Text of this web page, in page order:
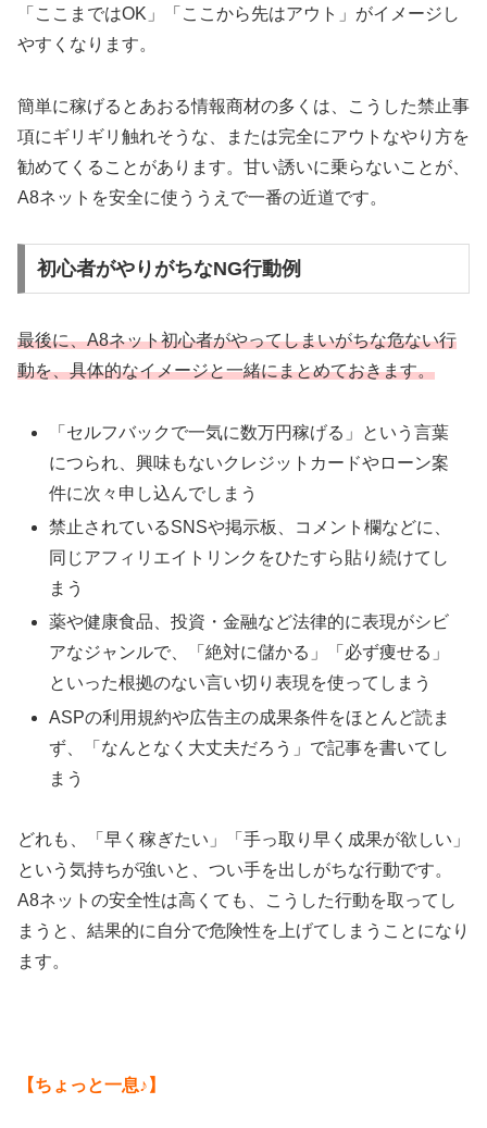
「ここまではOK」「ここから先はアウト」がイメージし
やすくなります。
簡単に稼げるとあおる情報商材の多くは、こうした禁止事
項にギリギリ触れそうな、または完全にアウトなやり方を
勧めてくることがあります。甘い誘いに乗らないことが、
A8ネットを安全に使ううえで一番の近道です。
初心者がやりがちなNG行動例
最後に、A8ネット初心者がやってしまいがちな危ない行
動を、具体的なイメージと一緒にまとめておきます。
「セルフバックで一気に数万円稼げる」という言葉
につられ、興味もないクレジットカードやローン案
件に次々申し込んでしまう
禁止されているSNSや掲示板、コメント欄などに、
同じアフィリエイトリンクをひたすら貼り続けてし
まう
薬や健康食品、投資・金融など法律的に表現がシビ
アなジャンルで、「絶対に儲かる」「必ず痩せる」
といった根拠のない言い切り表現を使ってしまう
ASPの利用規約や広告主の成果条件をほとんど読ま
ず、「なんとなく大丈夫だろう」で記事を書いてし
まう
どれも、「早く稼ぎたい」「手っ取り早く成果が欲しい」
という気持ちが強いと、つい手を出しがちな行動です。
A8ネットの安全性は高くても、こうした行動を取ってし
まうと、結果的に自分で危険性を上げてしまうことになり
ます。
【ちょっと一息♪】